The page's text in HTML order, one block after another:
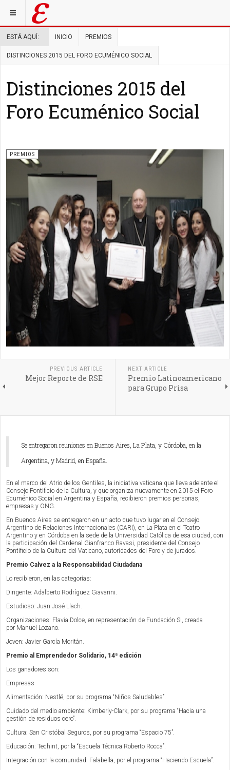
ESTÁ AQUÍ: INICIO PREMIOS
DISTINCIONES 2015 DEL FORO ECUMÉNICO SOCIAL
Distinciones 2015 del
Foro Ecuménico Social
PREMIOS
PREVIOUS ARTICLE
Mejor Reporte de RSE
NEXT ARTICLE
Premio Latinoamericano
para Grupo Prisa
Se entregaron reuniones en Buenos Aires, La Plata, y Córdoba, en la
Argentina, y Madrid, en España.
En el marco del Atrio de los Gentiles, la iniciativa vaticana que lleva adelante el
Consejo Pontificio de la Cultura, y que organiza nuevamente en 2015 el Foro
Ecuménico Social en Argentina y España, recibieron premios personas,
empresas y ONG.
En Buenos Aires se entregaron en un acto que tuvo lugar en el Consejo
Argentino de Relaciones Internacionales (CARI), en La Plata en el Teatro
Argentino y en Córdoba en la sede de la Universidad Católica de esa ciudad, con
la participación del Cardenal Gianfranco Ravasi, presidente del Consejo
Pontificio de la Cultura del Vaticano, autoridades del Foro y de jurados.
Premio Calvez a la Responsabilidad Ciudadana
Lo recibieron, en las categorías:
Dirigente: Adalberto Rodríguez Giavarini.
Estudioso: Juan José Llach.
Organizaciones: Flavia Dolce, en representación de Fundación SI, creada
por Manuel Lozano.
Joven: Javier García Moritán.
Premio al Emprendedor Solidario, 14ª edición
Los ganadores son:
Empresas
Alimentación: Nestlé, por su programa “Niños Saludables”.
Cuidado del medio ambiente: Kimberly-Clark, por su programa “Hacia una
gestión de residuos cero”.
Cultura: San Cristóbal Seguros, por su programa “Espacio 75”.
Educación: Techint, por la “Escuela Técnica Roberto Rocca”.
Integración con la comunidad: Falabella, por el programa “Haciendo Escuela”.